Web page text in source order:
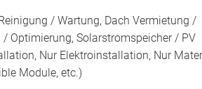
/ Wartung, Dach Vermietung /
Optimierung, Solarstromspeicher / PV
Nur Elektroinstallation, Nur
Module, etc.)